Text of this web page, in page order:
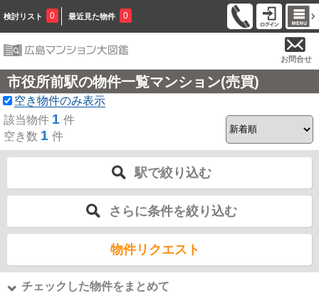
検討リスト 0 最近見た物件 0
お問合せ
市役所前駅の物件一覧マンション(売買)
空き物件のみ表示
該当物件 1 件
空き数 1 件
駅で絞り込む
さらに条件を絞り込む
物件リクエスト
チェックした物件をまとめて